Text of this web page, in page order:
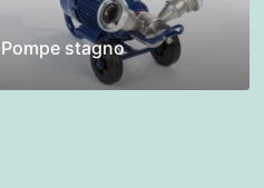
Pompe stagno